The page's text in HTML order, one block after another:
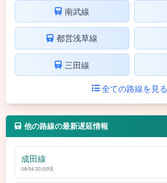
南武線
都営浅草線
三田線
全ての路線を見る
他の路線の最新遅延情報
成田線
08/04 20:00頃